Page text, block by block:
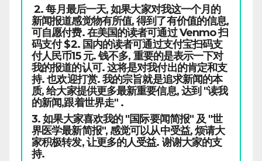
2. 每月最后一天, 如果大家对我这一个月的
新闻报道感觉物有所值, 得到了有价值的信息,
可自愿付费. 在美国的读者可通过 Venmo 扫
码支付 $2. 国内的读者可通过支付宝扫码支
付人民币15 元. 钱不多, 重要的是表示一下对
我的报道的认可. 这将是对我付出的肯定和支
持. 也欢迎打赏. 我的宗旨就是追求新闻的本
质, 给大家提供更多最新重要信息, 达到 "读我
的新闻,跟着世界走" .
3. 如果大家喜欢我的 "国际要闻简报" 及 "世
界医学最新简报", 感觉可以从中受益, 烦请大
家积极转发, 让更多的人受益. 谢谢大家的支
持.